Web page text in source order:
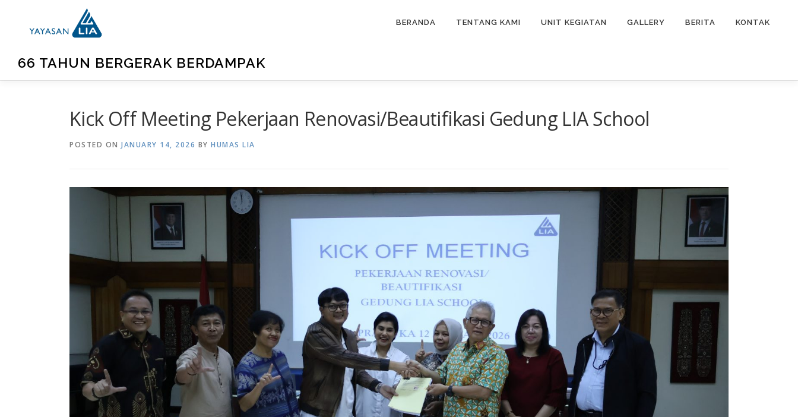
66 TAHUN BERGERAK BERDAMPAK
BERANDA TENTANG KAMI UNIT KEGIATAN GALLERY BERITA KONTAK
Kick Off Meeting Pekerjaan Renovasi/Beautifikasi Gedung LIA School
POSTED ON JANUARY 14, 2026 BY HUMAS LIA